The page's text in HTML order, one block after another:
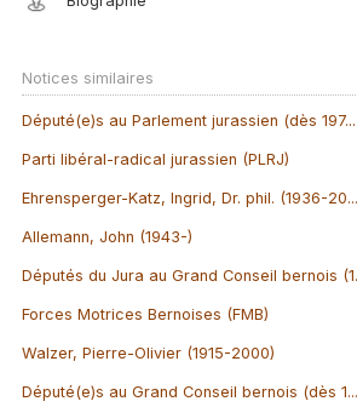
Notices similaires
Député(e)s au Parlement jurassien (dès 197...
Parti libéral-radical jurassien (PLRJ)
Ehrensperger-Katz, Ingrid, Dr. phil. (1936-20...
Allemann, John (1943-)
Députés du Jura au Grand Conseil bernois
Forces Motrices Bernoises (FMB)
Walzer, Pierre-Olivier (1915-2000)
Député(e)s au Grand Conseil bernois (dès 1...